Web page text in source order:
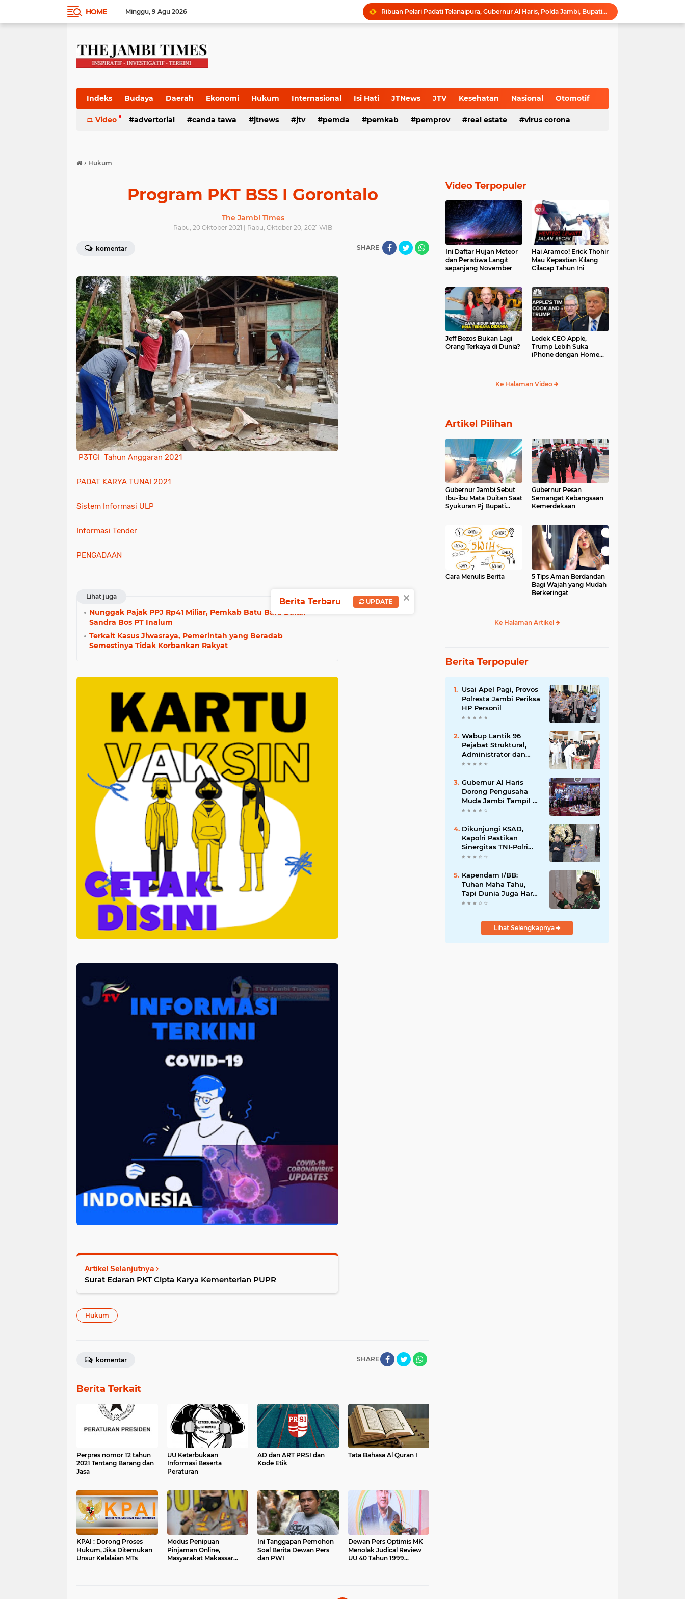
HOME Minggu 9 Agu 2026
Ribuan Pelari Padati Telanaipura, Gubernur Al Haris, Polda Jambi, Bupati/Wali Kota Lepas Flag Off Presisi Merdeka Run 2026
Wagub Sani Bersama Wamen Dikdasmen RI Luncurkan Aplikasi Bungo Pintar, Dorong Transformasi Digital Pendidikan di Jambi
Dampingi Wapres Gibran, Gubernur Al Haris Perjuangkan MRI Baru dan Tambahan Dokter Spesialis untuk RSUD Raden Mattaher
Indeks Budaya Daerah Ekonomi Hukum Internasional Isi Hati JTNews JTV Kesehatan Nasional Otomotif
Pemkab Pemprov Politik Press Release Sport TNI POLRI TNI-Polri
Video advertorial canda tawa jtnews jtv pemda pemkab pemprov real estate virus corona
› Hukum
Program PKT BSS I Gorontalo
The Jambi Times
Rabu, 20 Oktober 2021 | Rabu, Oktober 20, 2021 WIB
komentar SHARE
P3TGI Tahun Anggaran 2021
PADAT KARYA TUNAI 2021
Sistem Informasi ULP
Informasi Tender
PENGADAAN
Lihat juga
Nunggak Pajak PPJ Rp41 Miliar, Pemkab Batu Bara Bakal
Sandra Bos PT Inalum
Terkait Kasus Jiwasraya, Pemerintah yang Beradab
Semestinya Tidak Korbankan Rakyat
Artikel Selanjutnya
Surat Edaran PKT Cipta Karya Kementerian PUPR
Hukum
SHARE
komentar
Berita Terkait
Perpres nomor 12 tahun
2021 Tentang Barang dan
Jasa
UU Keterbukaan
Informasi Beserta
Peraturan
AD dan ART PRSI dan
Kode Etik
Tata Bahasa Al Quran I
KPAI : Dorong Proses
Hukum, Jika Ditemukan
Unsur Kelalaian MTs
Modus Penipuan
Pinjaman Online,
Masyarakat Makassar
Ini Tanggapan Pemohon
Soal Berita Dewan Pers
dan PWI
Dewan Pers Optimis MK
Menolak Judical Review
UU 40 Tahun 1999
Video Terpopuler
Ini Daftar Hujan Meteor
dan Peristiwa Langit
sepanjang November
Hai Aramco! Erick Thohir
Mau Kepastian Kilang
Cilacap Tahun Ini
Jeff Bezos Bukan Lagi
Orang Terkaya di Dunia?
Ledek CEO Apple,
Trump Lebih Suka
iPhone dengan Home
Ke Halaman Video
Artikel Pilihan
Gubernur Jambi Sebut
Ibu-ibu Mata Duitan Saat
Syukuran Pj Bupati
Gubernur Pesan
Semangat Kebangsaan
Kemerdekaan
Cara Menulis Berita
5 Tips Aman Berdandan
Bagi Wajah yang Mudah
Berkeringat
Ke Halaman Artikel
Berita Terpopuler
Usai Apel Pagi, Provos
Polresta Jambi Periksa
HP Personil
Wabup Lantik 96
Pejabat Struktural,
Administrator dan
Pengawas di Lingkup
Gubernur Al Haris
Dorong Pengusaha
Muda Jambi Tampil di
Tingkat Nasional pada
Dikunjungi KSAD,
Kapolri Pastikan
Sinergitas TNI-Polri
Dioptimalkan Hadapi
Ancaman
Kapendam I/BB:
Tuhan Maha Tahu,
Tapi Dunia Juga Harus
Diberitahu
Lihat Selengkapnya
×
Berita Terbaru UPDATE